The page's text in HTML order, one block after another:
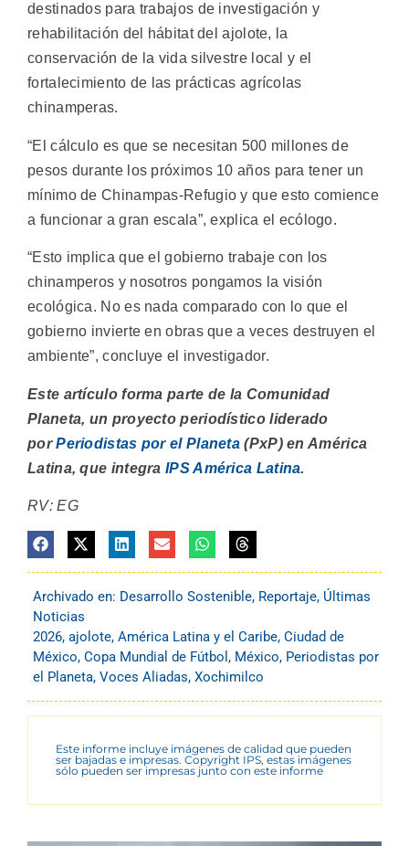
destinados para trabajos de investigación y
rehabilitación del hábitat del ajolote, la
conservación de la vida silvestre local y el
fortalecimiento de las prácticas agrícolas
chinamperas.
“El cálculo es que se necesitan 500 millones de
pesos durante los próximos 10 años para tener un
mínimo de Chinampas-Refugio y que esto comience
a funcionar a gran escala”, explica el ecólogo.
“Esto implica que el gobierno trabaje con los
chinamperos y nosotros pongamos la visión
ecológica. No es nada comparado con lo que el
gobierno invierte en obras que a veces destruyen el
ambiente”, concluye el investigador.
Este artículo forma parte de la Comunidad
Planeta, un proyecto periodístico liderado
porPeriodistas por el Planeta (PxP) en América
Latina, que integraIPS América Latina.
RV: EG
Archivado en: Desarrollo Sostenible, Reportaje, Últimas
Noticias
2026, ajolote, América Latina y el Caribe, Ciudad de
México, Copa Mundial de Fútbol , México, Periodistas por
el Planeta, Voces Aliadas, Xochimilco
Este informe incluye imágenes de calidad que pueden
ser bajadas e impresas. Copyright IPS, estas imágenes
sólo pueden ser impresas junto con este informe